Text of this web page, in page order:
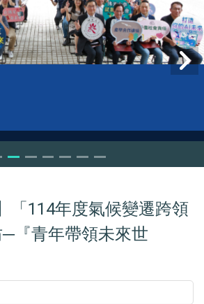
「114年度氣候變遷跨領
『青年帶領未來世